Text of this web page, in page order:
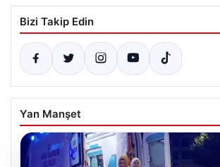
Bizi Takip Edin
Yan Manşet